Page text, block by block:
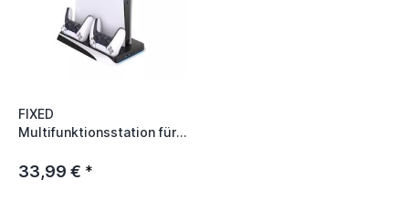
FIXED
Multifunktionsstation für
33,99 € *